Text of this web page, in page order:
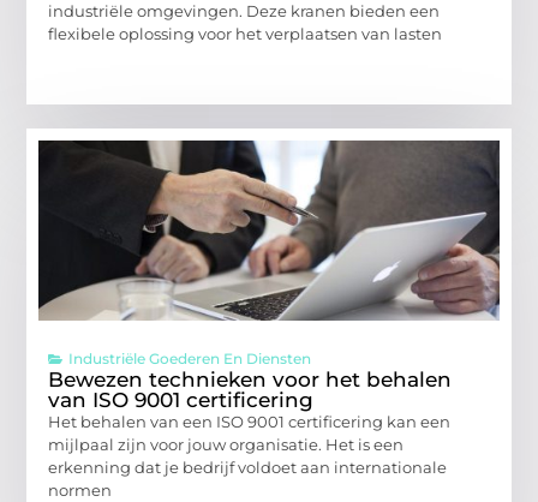
industriële omgevingen. Deze kranen bieden een
flexibele oplossing voor het verplaatsen van lasten
Industriële Goederen En Diensten
Bewezen technieken voor het behalen
van ISO 9001 certificering
Het behalen van een ISO 9001 certificering kan een
mijlpaal zijn voor jouw organisatie. Het is een
erkenning dat je bedrijf voldoet aan internationale
normen